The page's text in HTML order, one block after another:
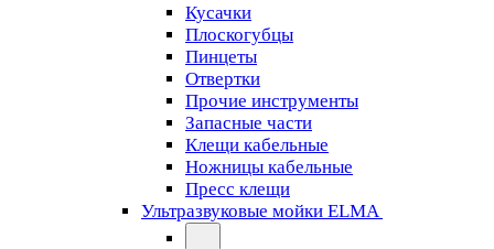
Кусачки
Плоскогубцы
Пинцеты
Отвертки
Прочие инструменты
Запасные части
Клещи кабельные
Ножницы кабельные
Пресс клещи
Ультразвуковые мойки ELMA